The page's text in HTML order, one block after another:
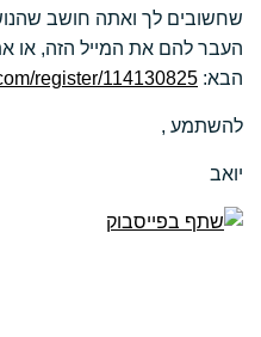
שחשובים לך ואתה חושב
העבר להם את המייל הזה, או
הבא: register/114130825
להשתמע ,
יואב